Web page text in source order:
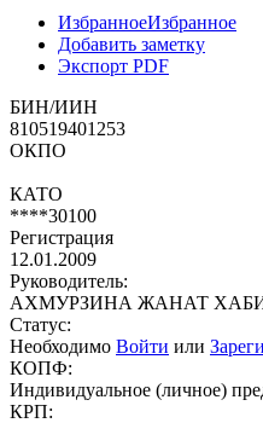
ИзбранноеИзбранное
Добавить заметку
Экспорт PDF
БИН/ИИН
810519401253
ОКПО
КАТО
****30100
Регистрация
12.01.2009
Руководитель:
АХМУРЗИНА ЖАНАТ
Статус:
Необходимо Войти или
КОПФ:
Индивидуальное (личное)
КРП: